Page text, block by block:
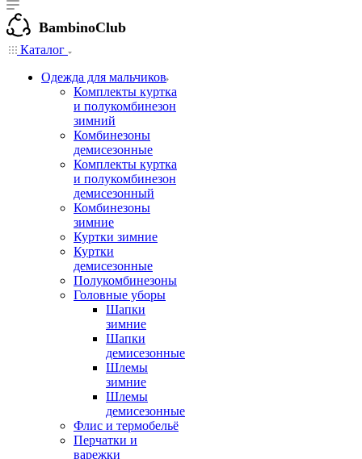
BambinoClub
Каталог
Одежда для мальчиков
Комплекты куртка
и полукомбинезон
зимний
Комбинезоны
демисезонные
Комплекты куртка
и полукомбинезон
демисезонный
Комбинезоны
зимние
Куртки зимние
Куртки
демисезонные
Полукомбинезоны
Головные уборы
Шапки
зимние
Шапки
демисезонные
Шлемы
зимние
Шлемы
демисезонные
Флис и термобельё
Перчатки и
варежки